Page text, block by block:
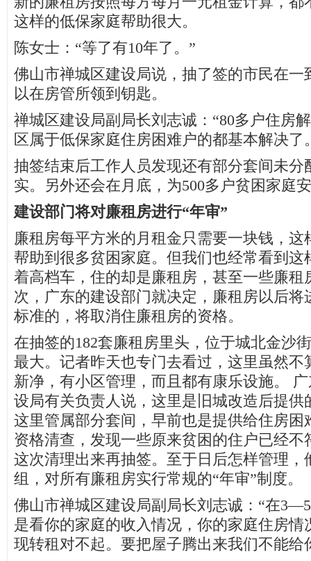
这样的低保家庭帮助很大。
陈女士：“等了有10年了。”
佛山市禅城区建设局说，抽了签的市民在一
以在房管所领到钥匙。
禅城区建设局副局长刘志诚：“80多户住房
区属于低保家庭住房困难户的都基本解决了
抽签结束后工作人员发现还有部分套间未分
实。另外还会在月底，为500多户贫困家庭
建设部门将对廉租房进行“年审”
廉租房每平方米的月租金只需要一块钱，这
帮助到很多贫困家庭。但我们也经常看到这
着高档车，住的却是廉租房，甚至一些廉租
次，广东的建设部门就决定，廉租房以后将
标准的，将取消住廉租房的资格。
在抽签的182套廉租房里头，位于城北金沙
最大。记者昨天也专门去看过，这里虽然不
新净，有小区管理，而且都有康乐设施。
设局有关负责人说，这里是旧城改造后提供
这里管属部分套间，早前也是提供给住房困
资格清查，发现一些原来贫困的住户已经不
这次清理出来再抽签。至于日后怎样管理，
组，对所有廉租房实行常规的“年审”制度。
佛山市禅城区建设局副局长刘志诚：“在
是看你的家庭的收入情况，你的家庭住房情
现转租对不起。要把屋子腾出来我们不能给